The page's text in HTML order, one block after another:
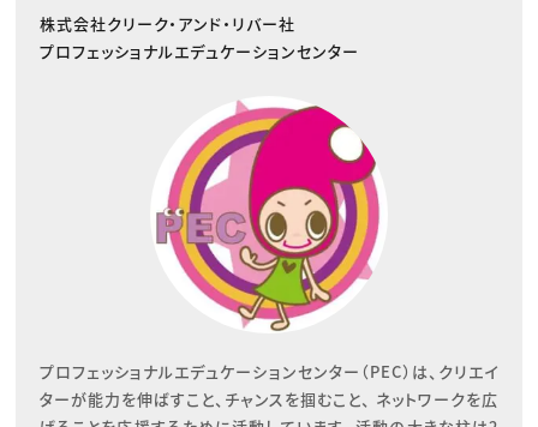
株式会社クリーク・アンド・リバー社
プロフェッショナルエデュケーションセンター
プロフェッショナルエデュケーションセンター（PEC）は、クリエイ
ターが能力を伸ばすこと、チャンスを掴むこと、 ネットワークを広